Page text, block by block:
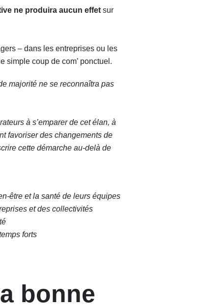
ne produira aucun effetsur
– dans les entreprises ou les
simple coup de com’ ponctuel.
majorité ne se reconnaîtra pas
à s’emparer de cet élan, à
favoriser des changements de
cette démarche au-delà de
être et la santé de leurs équipes
et des collectivités
forts
bonne